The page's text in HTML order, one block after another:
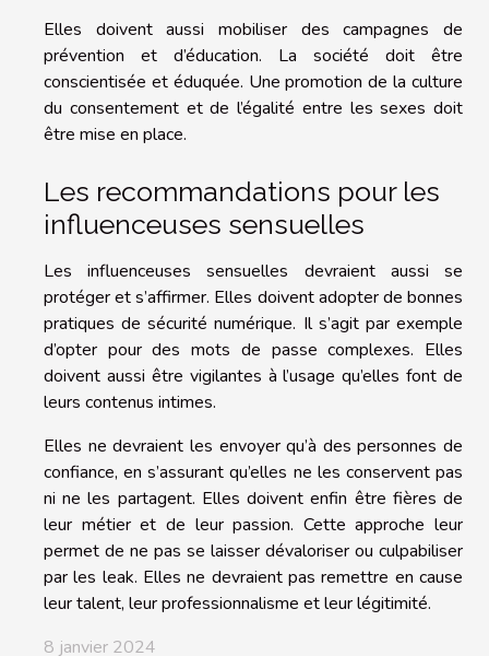
Elles doivent aussi mobiliser des campagnes de
prévention et d’éducation. La société doit être
conscientisée et éduquée. Une promotion de la culture
du consentement et de l’égalité entre les sexes doit
être mise en place.
Les recommandations pour les
influenceuses sensuelles
Les influenceuses sensuelles devraient aussi se
protéger et s’affirmer. Elles doivent adopter de bonnes
pratiques de sécurité numérique. Il s’agit par exemple
d’opter pour des mots de passe complexes. Elles
doivent aussi être vigilantes à l’usage qu’elles font de
leurs contenus intimes.
Elles ne devraient les envoyer qu’à des personnes de
confiance, en s’assurant qu’elles ne les conservent pas
ni ne les partagent. Elles doivent enfin être fières de
leur métier et de leur passion. Cette approche leur
permet de ne pas se laisser dévaloriser ou culpabiliser
par les leak. Elles ne devraient pas remettre en cause
leur talent, leur professionnalisme et leur légitimité.
8 janvier 2024